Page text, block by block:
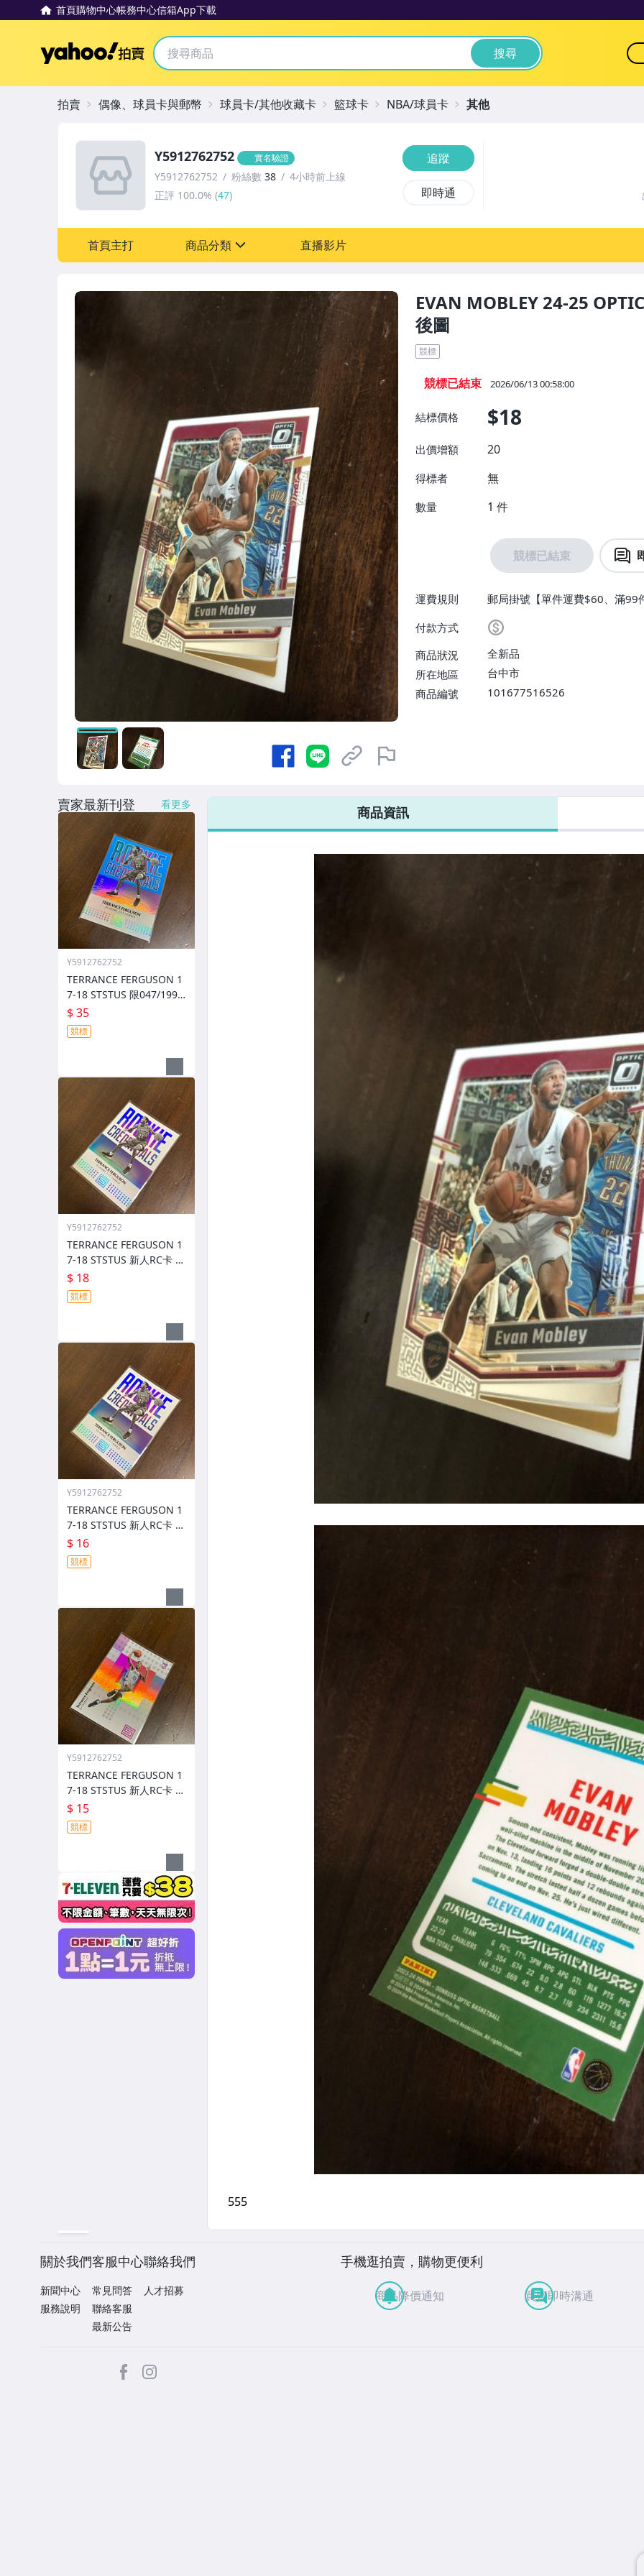
首頁購物中心帳務中心信箱App下載
Yahoo拍賣 搜尋
EVAN MOBLEY 24-25
後圖
競標
競標已結束 2026/06/13 00:58:00
結標價格 $18
出價增額 20
得標者 無
數量 1 件
競標已結束
運費規則
郵局掛號【單件運費$60、滿99
付款方式
商品狀況
全新品
所在地區
台中市
商品編號
101677516526
Y5912762752 實名驗證
Y5912762752 粉絲數 38
4小時前上線
正評 100.0% (47)
追蹤
即時通
首頁主打 商品分類 直播影片
拍賣 偶像、球員卡與郵幣 球員卡/其他收藏卡 籃球卡 NBA/球員卡 其他
商品資訊
賣家最新刊登 看更多
Y5912762752
TERRANCE FERGUSON 1
7-18 STSTUS 限047/199
$ 35
競標
Y5912762752
TERRANCE FERGUSON 1
7-18 STSTUS 新人RC卡 前
後圖
$ 18
競標
Y5912762752
TERRANCE FERGUSON 1
7-18 STSTUS 新人RC卡 前
後圖
$ 16
競標
Y5912762752
TERRANCE FERGUSON 1
7-18 STSTUS 新人RC卡 前
後圖
$ 15
競標
關於我們
新聞中心
服務說明
客服中心
常見問答
聯絡客服
最新公告
聯絡我們
人才招募
手機逛拍賣，購物更便利
商品降價通知 買賣即時溝通
facebook